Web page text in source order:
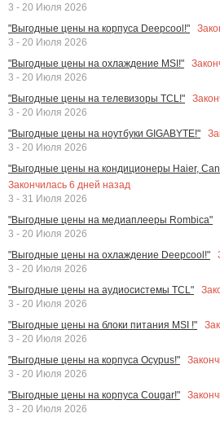
3 - 20 Июля 2026
"Выгодные цены на корпуса Deepcool!"
3 - 20 Июля 2026
"Выгодные цены на охлаждение MSI!"
3 - 20 Июля 2026
"Выгодные цены на телевизоры TCL!"
3 - 20 Июля 2026
"Выгодные цены на ноутбуки GIGABYTE!"
3 - 20 Июля 2026
"Выгодные цены на кондиционеры Haier,
Закончилась 6 дней назад
3 - 31 Июля 2026
"Выгодные цены на медиаплееры Rombica"
3 - 20 Июля 2026
"Выгодные цены на охлаждение Deepcool!"
3 - 20 Июля 2026
"Выгодные цены на аудиосистемы TCL"
3 - 20 Июля 2026
"Выгодные цены на блоки питания MSI !"
3 - 20 Июля 2026
"Выгодные цены на корпуса Ocypus!"
3 - 20 Июля 2026
"Выгодные цены на корпуса Cougar!"
3 - 20 Июля 2026